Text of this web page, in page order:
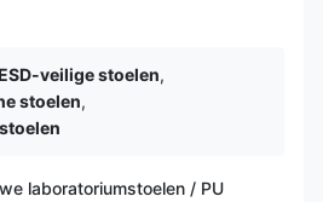
veilige stoelen,
stoelen,
laboratoriumstoelen / PU